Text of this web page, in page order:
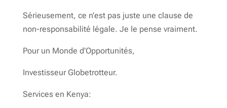
Sérieusement, ce n’est pas juste une clause de
non-responsabilité légale. Je le pense vraiment.
Pour un Monde d’Opportunités,
Investisseur Globetrotteur.
Services en Kenya: